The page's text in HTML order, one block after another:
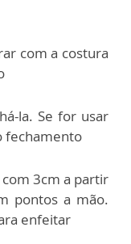
com a costura
la. Se for usar
fechamento
3cm a partir
pontos a mão.
enfeitar